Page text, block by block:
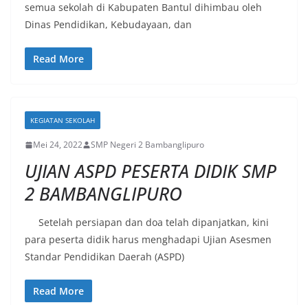
semua sekolah di Kabupaten Bantul dihimbau oleh
Dinas Pendidikan, Kebudayaan, dan
Read More
KEGIATAN SEKOLAH
Mei 24, 2022 SMP Negeri 2 Bambanglipuro
UJIAN ASPD PESERTA DIDIK SMP
2 BAMBANGLIPURO
Setelah persiapan dan doa telah dipanjatkan, kini
para peserta didik harus menghadapi Ujian Asesmen
Standar Pendidikan Daerah (ASPD)
Read More